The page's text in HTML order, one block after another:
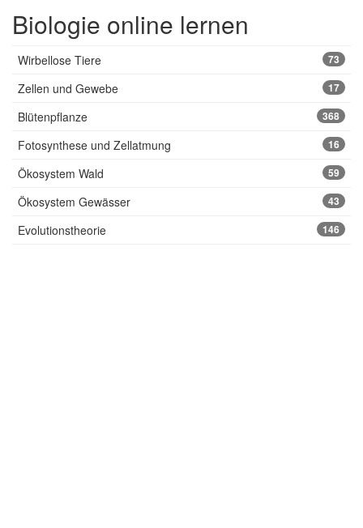
Biologie online lernen
Wirbellose Tiere 73
Zellen und Gewebe 17
Blütenpflanze 368
Fotosynthese und Zellatmung 16
Ökosystem Wald 59
Ökosystem Gewässer 43
Evolutionstheorie 146